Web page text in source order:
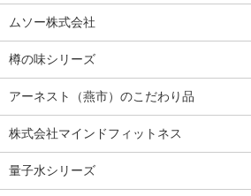
ムソー株式会社
樽の味シリーズ
アーネスト（燕市）のこだわり品
株式会社マインドフィットネス
量子水シリーズ